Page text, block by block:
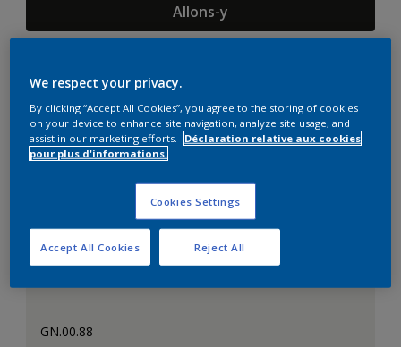
Allons-y
Suggestions d'Harmonies
GN.00.88
We respect your privacy.
By clicking “Accept All Cookies”, you agree to the storing of cookies
on your device to enhance site navigation, analyze site usage, and
assist in our marketing efforts.
Déclaration relative aux cookies
pour plus d'informations.
Cookies Settings
Reject All
Accept All Cookies